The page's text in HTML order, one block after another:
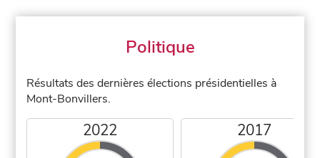
Politique
Résultats des dernières élections présidentielles à
Mont-Bonvillers.
2022 2017